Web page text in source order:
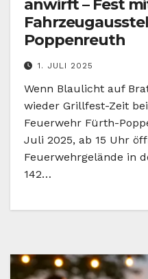
anwirft – Fest
Poppenreuth
1. JULI 2025
Wenn Blaulicht auf
wieder Grillfest-Zeit
Feuerwehr Fürth-
Juli 2025, ab 15 Uhr
Feuerwehrgelände in
142…